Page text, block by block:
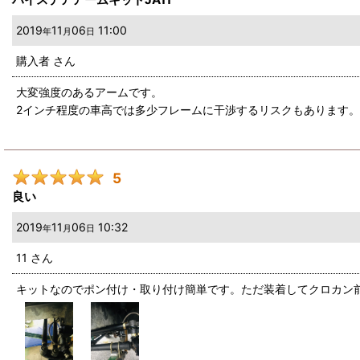
2019年11 月06日 11:00
購入者 さん
大変強度のあるアームです。
2インチ程度の車高では多少フレームに干渉するリスクもあります。
5
良い
2019年11 月06日 10:32
11 さん
キットなのでポン付け・取り付け簡単です。ただ装着してクロカン